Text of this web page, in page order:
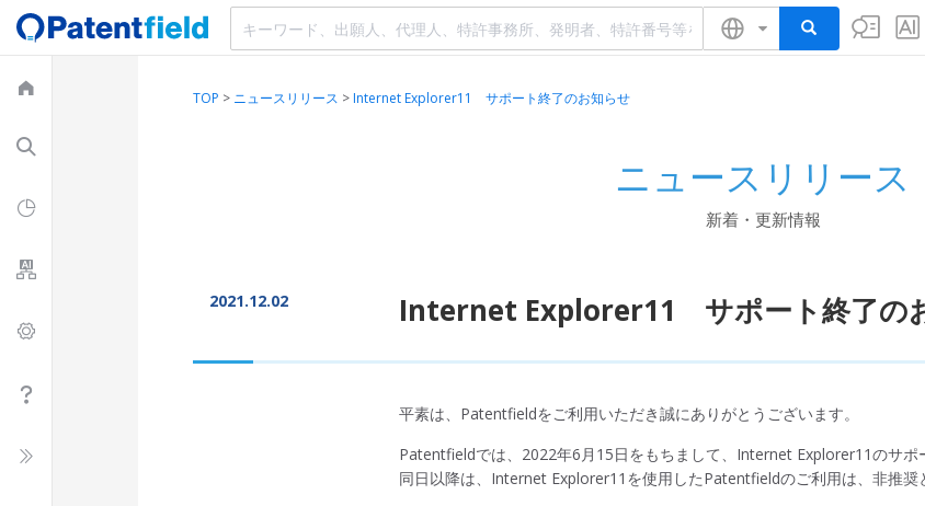
TOP > ニュースリリース >Internet Explorer11 サポート終了のお知らせ
ニュースリリース
新着・更新情報
2021.12.02 Internet Explorer11 サポート終了の
平素は、Patentfieldをご利用いただき誠にありがとうございます。
Patentfieldでは、2022年6月15日をもちまして、Internet Explorer11のサポ
同日以降は、Internet Explorer11を使用したPatentfieldのご利用は、非推奨